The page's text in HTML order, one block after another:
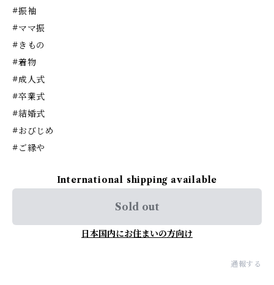
#振袖
#ママ振
#きもの
#着物
#成人式
#卒業式
#結婚式
#おびじめ
#ご縁や
International shipping available
Sold out
日本国内にお住まいの方向け
通報する